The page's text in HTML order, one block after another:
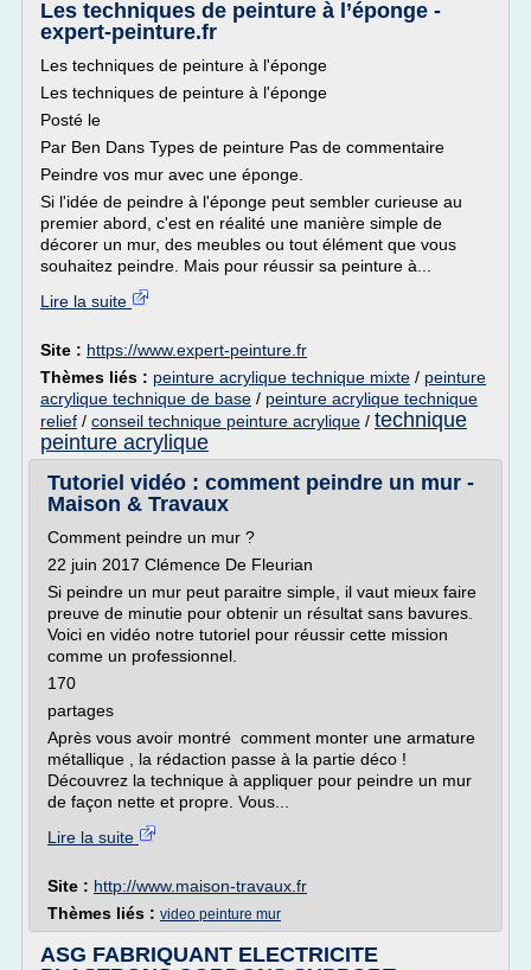
Les techniques de peinture à l’éponge -
expert-peinture.fr
Les techniques de peinture à l'éponge
Les techniques de peinture à l'éponge
Posté le
Par Ben Dans Types de peinture Pas de commentaire
Peindre vos mur avec une éponge.
Si l'idée de peindre à l'éponge peut sembler curieuse au
premier abord, c'est en réalité une manière simple de
décorer un mur, des meubles ou tout élément que vous
souhaitez peindre. Mais pour réussir sa peinture à...
Lire la suite
Site : https://www.expert-peinture.fr
Thèmes liés : peinture acrylique technique mixte / peinture
acrylique technique de base / peinture acrylique technique
relief / conseil technique peinture acrylique / technique
peinture acrylique
Tutoriel vidéo : comment peindre un mur -
Maison & Travaux
Comment peindre un mur ?
22 juin 2017 Clémence De Fleurian
Si peindre un mur peut paraitre simple, il vaut mieux faire
preuve de minutie pour obtenir un résultat sans bavures.
Voici en vidéo notre tutoriel pour réussir cette mission
comme un professionnel.
170
partages
Après vous avoir montré comment monter une armature
métallique , la rédaction passe à la partie déco !
Découvrez la technique à appliquer pour peindre un mur
de façon nette et propre. Vous...
Lire la suite
Site : http://www.maison-travaux.fr
Thèmes liés : video peinture mur
ASG FABRIQUANT ELECTRICITE